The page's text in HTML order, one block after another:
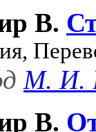
В.
М. И.
В.